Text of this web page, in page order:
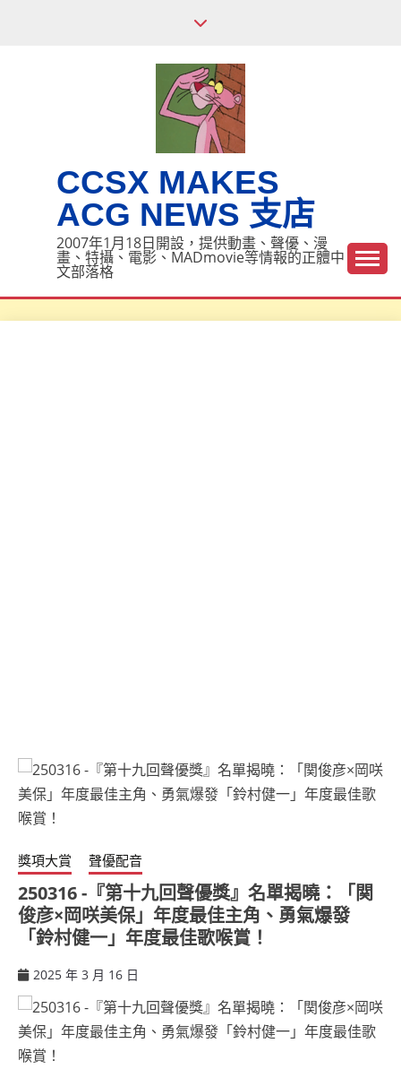
CCSX MAKES
ACG NEWS 支店
2007年1月18日開設，提供動畫、聲優、漫
畫、特攝、電影、MADmovie等情報的正體中
文部落格
獎項大賞 聲優配音
250316 -『第十九回聲優獎』名單揭曉：「関
俊彦×岡咲美保」年度最佳主角、勇氣爆發
「鈴村健一」年度最佳歌喉賞！
2025 年 3 月 16 日